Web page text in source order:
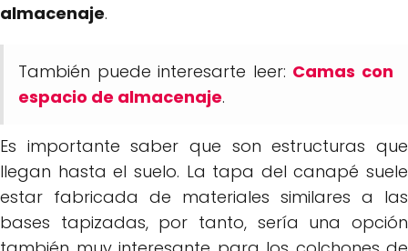
almacenaje.
También puede interesarte leer: Camas con
espacio de almacenaje.
Es importante saber que son estructuras que
llegan hasta el suelo. La tapa del canapé suele
estar fabricada de materiales similares a las
bases tapizadas, por tanto, sería una opción